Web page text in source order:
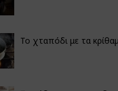
Το χταπόδι με τα